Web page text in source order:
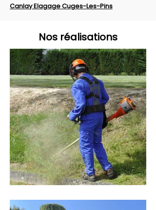
Canlay Elagage Cuges-Les-Pins
Nos réalisations